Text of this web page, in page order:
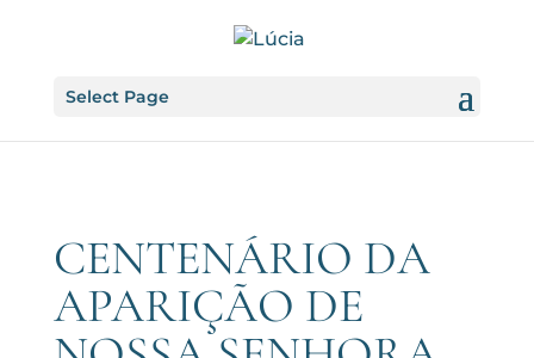
Select Page
CENTENÁRIO DA
APARIÇÃO DE